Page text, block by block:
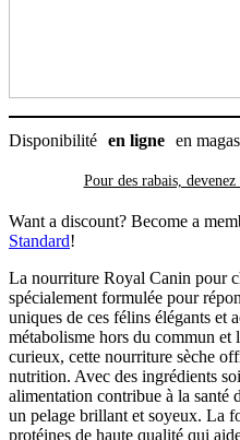
Disponibilité en ligne en
Pour des rabais,
Want a discount? Become a
Standard!
La nourriture Royal Canin pour
spécialement formulée pour
uniques de ces félins élégants et
métabolisme hors du commun et
curieux, cette nourriture sèche
nutrition. Avec des ingrédients
alimentation contribue à la santé
un pelage brillant et soyeux. La
protéines de haute qualité qui